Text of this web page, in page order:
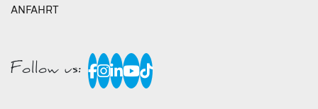
ANFAHRT
Follow us: